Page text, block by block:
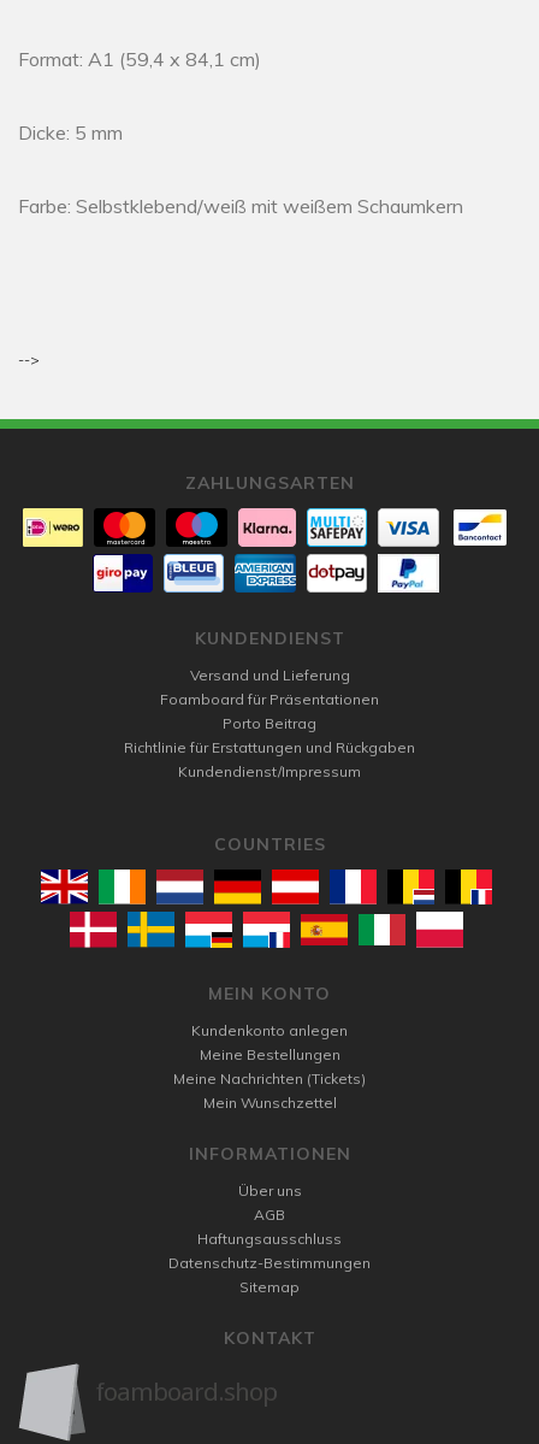
Format: A1 (59,4 x 84,1 cm)
Dicke: 5 mm
Farbe: Selbstklebend/weiß mit weißem Schaumkern
-->
ZAHLUNGSARTEN
KUNDENDIENST
Versand und Lieferung
Foamboard für Präsentationen
Porto Beitrag
Richtlinie für Erstattungen und Rückgaben
Kundendienst/Impressum
COUNTRIES
MEIN KONTO
Kundenkonto anlegen
Meine Bestellungen
Meine Nachrichten (Tickets)
Mein Wunschzettel
INFORMATIONEN
Über uns
AGB
Haftungsausschluss
Datenschutz-Bestimmungen
Sitemap
KONTAKT